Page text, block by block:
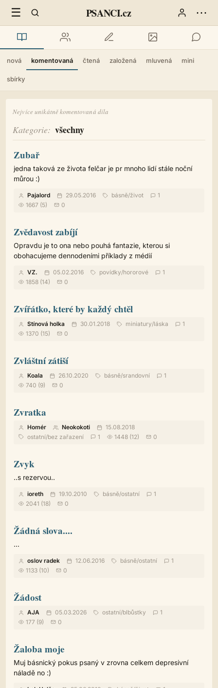
☰ PSANCI.cz ⋯
nová komentovaná čtená založená mluvená mini
sbírky
Nejvíce unikátně komentovaná díla
Kategorie všechny
Zubař
jedna taková ze života felčar je pr mnoho lidí stále noční
můrou :)
Pajalord 29.05.2016 básně/život
1
1667 (5)
0
Zvědavost zabíjí
Opravdu je to ona nebo pouhá fantazie, kterou si
obohacujeme dennodeními příklady z médií
VZ. 05.02.2016 povídky/hororové
1
1858 (14)
0
Zvířátko, které by každý chtěl
Stínová holka 30.01.2018 miniatury/láska
1
1370 (15)
0
Zvláštní zátiší
Koala 26.10.2020 básně/srandovní
1
740 (9)
0
Zvratka
Homér Neokokoti
15.08.2018
ostatní/bez zařazení 1 1448 (12) 0
Zvyk
..s rezervou..
ioreth 19.10.2010 básně/ostatní
1
2041 (18)
0
Žádná slova....
...
oslov radek 12.06.2016 básně/ostatní
1
1133 (10)
0
Žádost
AJA 05.03.2026 ostatní/blbůstky
1
177 (9)
0
Žaloba moje
Muj básnický pokus psaný v zrovna celkem depresivní
náladě no :)